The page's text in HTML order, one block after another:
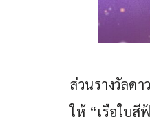
ส่วนรางวัลด
ให้ “เรือใบสี